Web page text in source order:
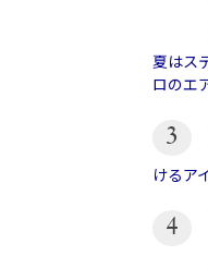
夏はス
ロのエ
3
けるア
4